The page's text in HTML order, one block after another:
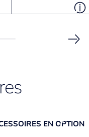
EN OPTION